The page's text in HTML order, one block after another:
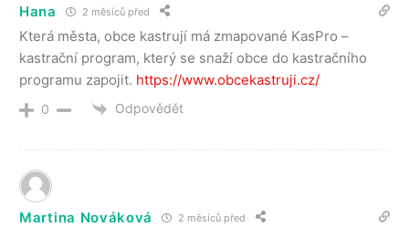
Hana 2 měsíců před
Která města, obce kastrují má zmapované KasPro –
kastrační program, který se snaží obce do kastračního
programu zapojit. https://www.obcekastruji.cz/
0 Odpovědět
Martina Nováková 2 měsíců před